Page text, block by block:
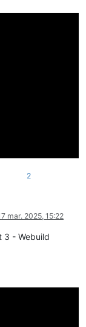
2
mar. 2025, 15:22
3 - Webuild